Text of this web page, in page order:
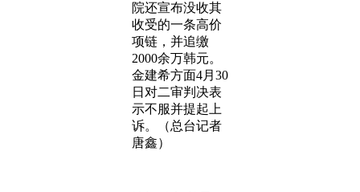
院还宣布没收其
收受的一条高价
项链，并追缴
2000余万韩元。
金建希方面4月30
日对二审判决表
示不服并提起上
诉。（总台记者
唐鑫）